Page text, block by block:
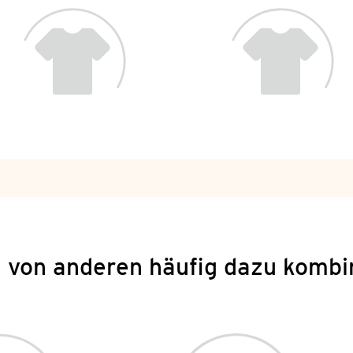
von anderen häufig dazu